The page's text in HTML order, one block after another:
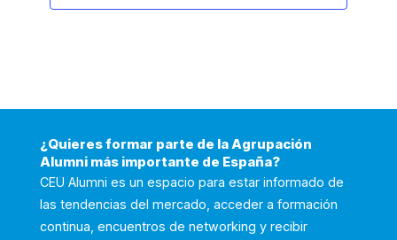
¿Quieres formar parte de la Agrupación
Alumni más importante de España?
CEU Alumni es un espacio para estar informado de
las tendencias del mercado, acceder a formación
continua, encuentros de networking y recibir